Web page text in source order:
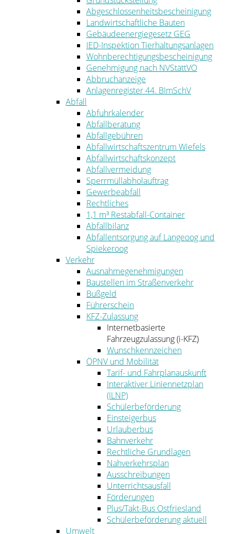
Abgeschlossenheitsbescheinigung
Landwirtschaftliche Bauten
Gebäudeenergiegesetz GEG
IED-Inspektion Tierhaltungsanlagen
Wohnberechtigungsbescheinigung
Genehmigung nach NVStättVO
Abbruchanzeige
Anlagenregister 44. BImSchV
Abfall
Abfuhrkalender
Abfallberatung
Abfallgebühren
Abfallwirtschaftszentrum Wiefels
Abfallwirtschaftskonzept
Abfallvermeidung
Sperrmüllabholauftrag
Gewerbeabfall
Rechtliches
1,1 m³ Restabfall-Container
Abfallbilanz
Abfallentsorgung auf Langeoog und
Spiekeroog
Verkehr
Ausnahmegenehmigungen
Baustellen im Straßenverkehr
Bußgeld
Führerschein
KFZ-Zulassung
Internetbasierte
Fahrzeugzulassung (i-KFZ)
Wunschkennzeichen
ÖPNV und Mobilität
Tarif- und Fahrplanauskunft
Interaktiver Liniennetzplan
(ILNP)
Schülerbeförderung
Einsteigerbus
Urlauberbus
Bahnverkehr
Rechtliche Grundlagen
Nahverkehrsplan
Ausschreibungen
Unterrichtsausfall
Förderungen
Plus/Takt-Bus Ostfriesland
Schülerbeförderung aktuell
Umwelt